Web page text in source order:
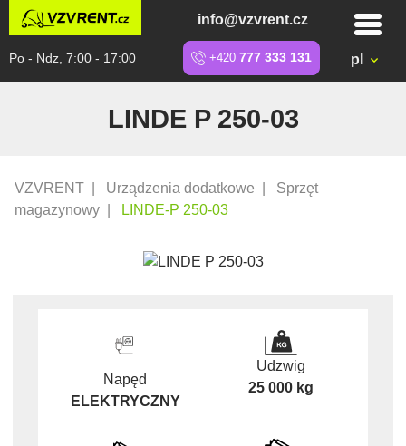
info@vzvrent.cz
Po - Ndz, 7:00 - 17:00 +420 777 333 131 pl
LINDE P 250-03
VZVRENT Urządzenia dodatkowe
Sprzęt
magazynowy
LINDE-P 250-03
Napęd
ELEKTRYCZNY
Udzwig
25 000 kg